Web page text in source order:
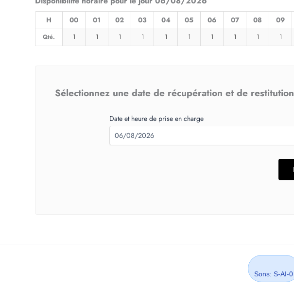
H 00 01 02 03 04 05 06 07 08 09
Qté. 1 1 1 1 1 1 1 1 1 1
Sélectionnez une date de récupération et de restitution
Date et heure de prise en charge
Sons: S-AI-0